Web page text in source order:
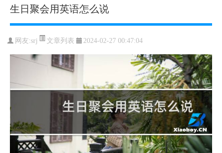
生日聚会用英语怎么说
网友:srj 文章列表 2024-02-27 00:47:04